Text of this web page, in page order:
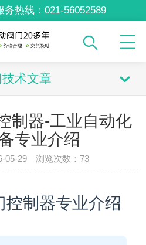
热线： 021-56052589
技术文章
制器-工业自动化
专业介绍
05-29 浏览次数：73
控制器专业介绍